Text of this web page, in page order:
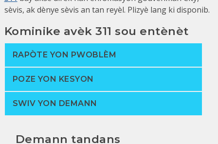
sèvis, ak dènye sèvis an tan reyèl. Plizyè lang ki disponib.
Kominike avèk 311 sou entènèt
RAPÒTE YON PWOBLÈM
POZE YON KESYON
SWIV YON DEMANN
Demann tandans